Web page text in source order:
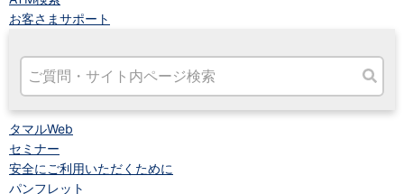
お客さまサポート
タマルWeb
セミナー
安全にご利用いただくために
パンフレット